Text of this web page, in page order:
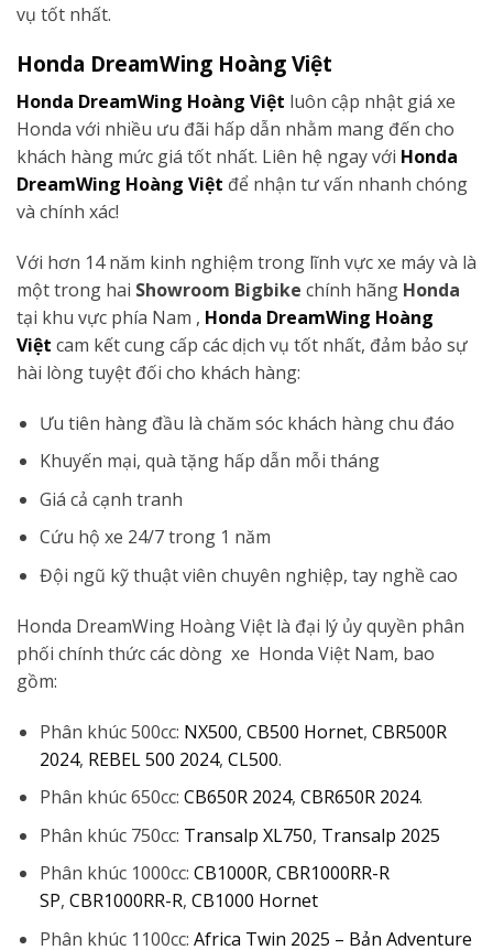
vụ tốt nhất.
Honda DreamWing Hoàng Việt
Honda DreamWing Hoàng Việt luôn cập nhật giá xe
Honda với nhiều ưu đãi hấp dẫn nhằm mang đến cho
khách hàng mức giá tốt nhất. Liên hệ ngay với Honda
DreamWing Hoàng Việt để nhận tư vấn nhanh chóng
và chính xác!
Với hơn 14 năm kinh nghiệm trong lĩnh vực xe máy và là
một trong hai Showroom Bigbike chính hãng Honda
tại khu vực phía Nam , Honda DreamWing Hoàng
Việt cam kết cung cấp các dịch vụ tốt nhất, đảm bảo sự
hài lòng tuyệt đối cho khách hàng:
Ưu tiên hàng đầu là chăm sóc khách hàng chu đáo
Khuyến mại, quà tặng hấp dẫn mỗi tháng
Giá cả cạnh tranh
Cứu hộ xe 24/7 trong 1 năm
Đội ngũ kỹ thuật viên chuyên nghiệp, tay nghề cao
Honda DreamWing Hoàng Việt là đại lý ủy quyền phân
phối chính thức các dòng xe Honda Việt Nam, bao
gồm:
Phân khúc 500cc: NX500, CB500 Hornet, CBR500R
2024, REBEL 500 2024, CL500.
Phân khúc 650cc: CB650R 2024, CBR650R 2024.
Phân khúc 750cc: Transalp XL750, Transalp 2025
Phân khúc 1000cc: CB1000R, CBR1000RR-R
SP, CBR1000RR-R, CB1000 Hornet
Phân khúc 1100cc: Africa Twin 2025 – Bản Adventure